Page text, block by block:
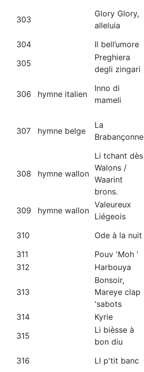
303
Glory Glory,
alleluia
304
Il bell’umore
305
Preghiera
degli zingari
306 hymne italien
Inno di
mameli
307 hymne belge
La
Brabançonne
308 hymne wallon
Li tchant dès
Walons /
Waarint
brons.
309 hymne wallon
Valeureux
Liégeois
310 Ode à la nuit
311
Pouv 'Moh '
312
Harbouya
313
Bonsoir,
Mareye clap
'sabots
314
Kyrie
315
Li bièsse à
bon diu
316
LI p'tit banc